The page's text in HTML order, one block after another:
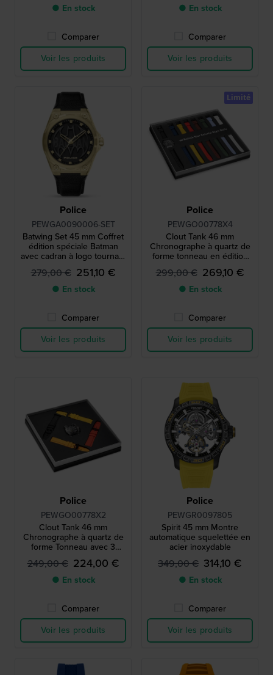
● En stock
Comparer
Voir les produits
● En stock
Comparer
Voir les produits
Police
PEWGA0090006-SET
Batwing Set 45 mm Coffret
édition spéciale Batman
avec cadran à logo tournant
et rotateur en forme d’ailes
de chauve-souris
279,00 € 251,10 €
● En stock
Comparer
Voir les produits
Police
PEWGO00778X4
Clout Tank 46 mm
Chronographe à quartz de
forme tonneau en édition
limitée, avec 7 bracelets
supplémentaires
299,00 € 269,10 €
● En stock
Comparer
Voir les produits
Limité
Police
PEWGO00778X2
Clout Tank 46 mm
Chronographe à quartz de
forme Tonneau avec 3
bracelets supplémentaires
249,00 € 224,00 €
● En stock
Comparer
Voir les produits
Police
PEWGR0097805
Spirit 45 mm Montre
automatique squelettée en
acier inoxydable
349,00 € 314,10 €
● En stock
Comparer
Voir les produits